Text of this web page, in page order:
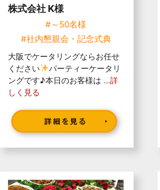
株式会社 K様
#～50名様
#社内懇親会・記念式典
大阪でケータリングならお任せ
ください
パーティーケータリ
ングです♪本日のお客様は …詳
しく見る